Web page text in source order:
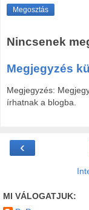
Megosztás
Nincsenek
Megjegyzés
Megjegyzés:
írhatnak a blogba.
‹
MI VÁLOGATJUK: